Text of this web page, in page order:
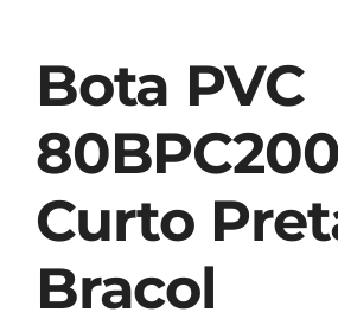
Bota PVC
Curto
Bracol